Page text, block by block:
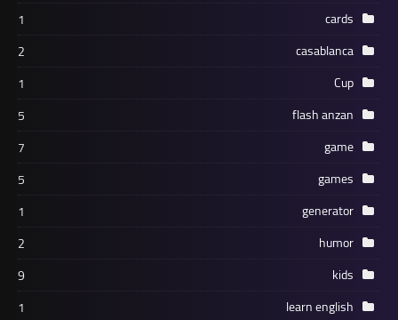
cards
1
casablanca
2
Cup
1
flash anzan
5
game
7
games
5
generator
1
humor
2
kids
9
learn english
1